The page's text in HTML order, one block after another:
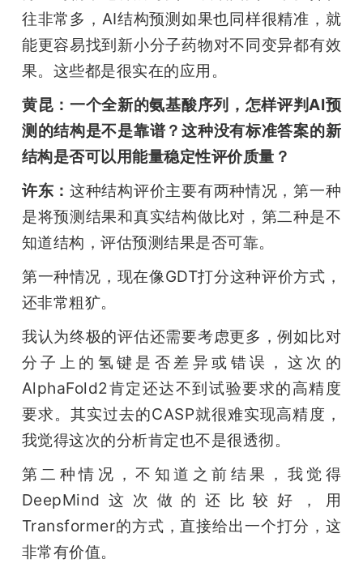
往非常多，AI结构预测如果也同样很精准，就
能更容易找到新小分子药物对不同变异都有效
果。这些都是很实在的应用。
黄昆：一个全新的氨基酸序列，怎样评判AI预
测的结构是不是靠谱？这种没有标准答案的新
结构是否可以用能量稳定性评价质量？
许东：这种结构评价主要有两种情况，第一种
是将预测结果和真实结构做比对，第二种是不
知道结构，评估预测结果是否可靠。
第一种情况，现在像GDT打分这种评价方式，
还非常粗犷。
我认为终极的评估还需要考虑更多，例如比对
分子上的氢键是否差异或错误，这次的
AlphaFold2肯定还达不到试验要求的高精度
要求。其实过去的CASP就很难实现高精度，
我觉得这次的分析肯定也不是很透彻。
第二种情况，不知道之前结果，我觉得
DeepMind这次做的还比较好，用
Transformer的方式，直接给出一个打分，这
非常有价值。